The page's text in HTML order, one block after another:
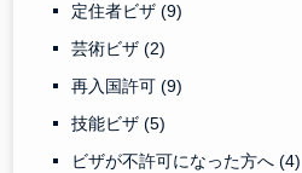
定住者ビザ(9)
芸術ビザ(2)
再入国許可(9)
技能ビザ(5)
ビザが不許可になった方へ(4)